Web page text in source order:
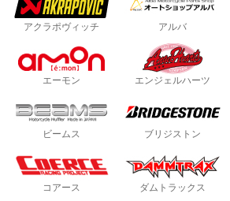
アクラポヴィッチ アルバ
エーモン エンジェルハーツ
ビームス ブリジストン
コアース ダムトラックス